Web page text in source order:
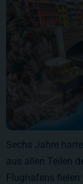
Sechs Jahre
aus allen Teilen
Flughafens